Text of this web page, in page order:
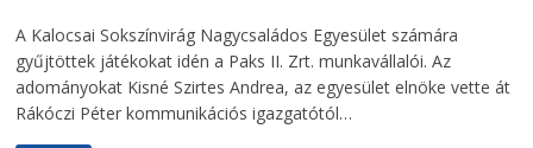
A Kalocsai Sokszínvirág Nagycsaládos Egyesület számára
gyűjtöttek játékokat idén a Paks II. Zrt. munkavállalói. Az
adományokat Kisné Szirtes Andrea, az egyesület elnöke vette át
Rákóczi Péter kommunikációs igazgatótól…